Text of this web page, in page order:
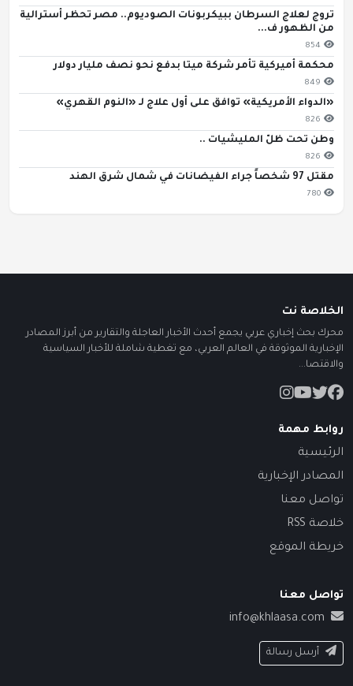
تروج لعلاج السرطان ببيكربونات الصوديوم.. مصر تحظر أسترالية
من الظهور ف...
854
محكمة أميركية تأمر شركة ميتا بدفع نحو نصف مليار دولار
849
«الدواء الأمريكية» توافق على أول علاج لـ «النوم القهري»
826
وطن تحت ظلّ المليشيات ..
826
مقتل 97 شخصاً جراء الفيضانات في شمال شرق الهند
780
الخلاصة نت
محرك بحث إخباري عربي يجمع أحدث الأخبار العاجلة والتقارير من أبرز المصادر
الإخبارية الموثوقة في العالم العربي، مع تغطية شاملة للأخبار السياسية
والاقتصا...
روابط مهمة
الرئيسية
المصادر الإخبارية
تواصل معنا
خلاصة RSS
خريطة الموقع
تواصل معنا
info@khlaasa.com
أرسل رسالة